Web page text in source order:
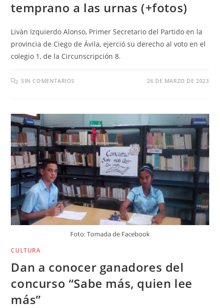
temprano a las urnas (+fotos)
Livàn Izquierdo Alonso, Primer Secretario del Partido en la
provincia de Ciego de Ávila, ejerció su derecho al voto en el
colegio 1, de la Circunscripción 8.
SIN COMENTARIOS 26 DE MARZO DE 2023
Foto: Tomada de Facebook
CULTURA
Dan a conocer ganadores del
concurso “Sabe más, quien lee
más”